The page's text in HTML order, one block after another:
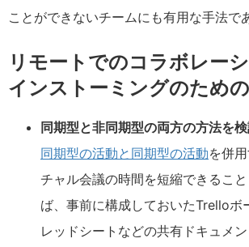
ことができないチームにも有用な手法で
リモートでのコラボレー
インストーミングのため
同期型と非同期型の両方の方法を検
同期型の活動と同期型の活動を併
チャル会議の時間を短縮できるこ
ば、事前に構成しておいたTrello
レッドシートなどの共有ドキュメ